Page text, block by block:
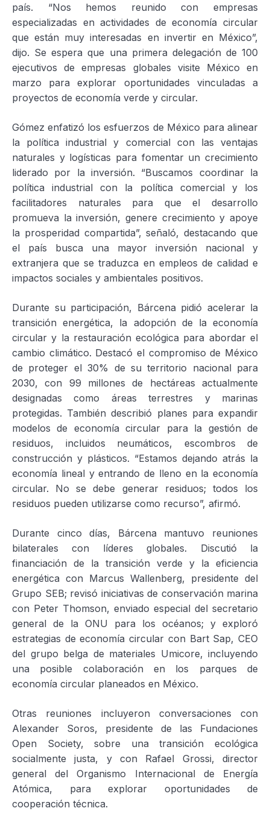
país. “Nos hemos reunido con empresas
especializadas en actividades de economía circular
que están muy interesadas en invertir en México”,
dijo. Se espera que una primera delegación de 100
ejecutivos de empresas globales visite México en
marzo para explorar oportunidades vinculadas a
proyectos de economía verde y circular.
Gómez enfatizó los esfuerzos de México para alinear
la política industrial y comercial con las ventajas
naturales y logísticas para fomentar un crecimiento
liderado por la inversión. “Buscamos coordinar la
política industrial con la política comercial y los
facilitadores naturales para que el desarrollo
promueva la inversión, genere crecimiento y apoye
la prosperidad compartida”, señaló, destacando que
el país busca una mayor inversión nacional y
extranjera que se traduzca en empleos de calidad e
impactos sociales y ambientales positivos.
Durante su participación, Bárcena pidió acelerar la
transición energética, la adopción de la economía
circular y la restauración ecológica para abordar el
cambio climático. Destacó el compromiso de México
de proteger el 30% de su territorio nacional para
2030, con 99 millones de hectáreas actualmente
designadas como áreas terrestres y marinas
protegidas. También describió planes para expandir
modelos de economía circular para la gestión de
residuos, incluidos neumáticos, escombros de
construcción y plásticos. “Estamos dejando atrás la
economía lineal y entrando de lleno en la economía
circular. No se debe generar residuos; todos los
residuos pueden utilizarse como recurso”, afirmó.
Durante cinco días, Bárcena mantuvo reuniones
bilaterales con líderes globales. Discutió la
financiación de la transición verde y la eficiencia
energética con Marcus Wallenberg, presidente del
Grupo SEB; revisó iniciativas de conservación marina
con Peter Thomson, enviado especial del secretario
general de la ONU para los océanos; y exploró
estrategias de economía circular con Bart Sap, CEO
del grupo belga de materiales Umicore, incluyendo
una posible colaboración en los parques de
economía circular planeados en México.
Otras reuniones incluyeron conversaciones con
Alexander Soros, presidente de las Fundaciones
Open Society, sobre una transición ecológica
socialmente justa, y con Rafael Grossi, director
general del Organismo Internacional de Energía
Atómica, para explorar oportunidades de
cooperación técnica.